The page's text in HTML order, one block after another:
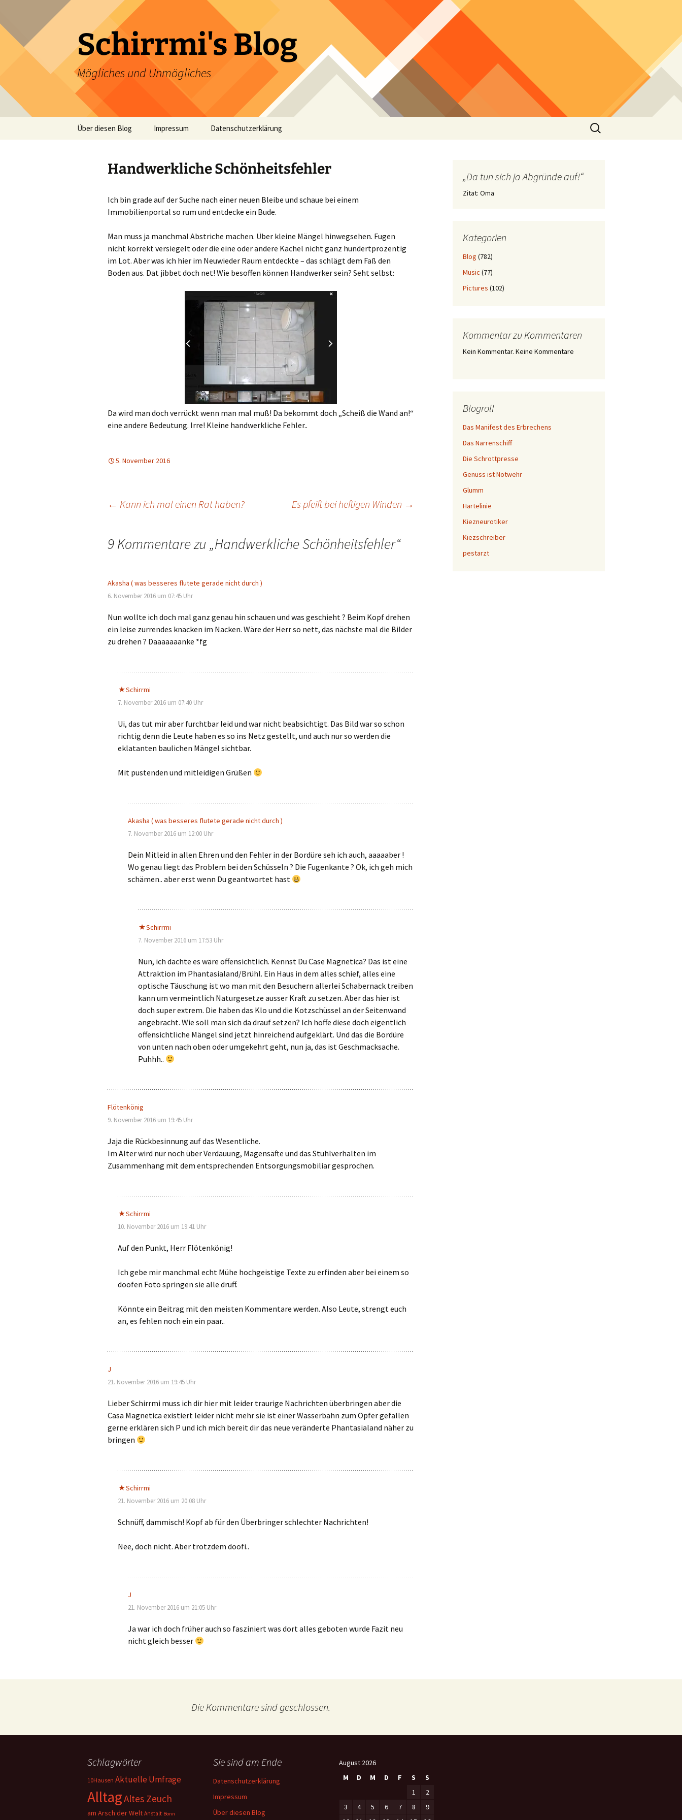
springen
Schirrmi's Blog
Mögliches und Unmögliches
Über diesen Blog Impressum Datenschutzerklärung
Suchen
nach:
Handwerkliche Schönheitsfehler
Ich bin grade auf der Suche nach einer neuen Bleibe und schaue bei einem
Immobilienportal so rum und entdecke ein Bude.
Man muss ja manchmal Abstriche machen. Über kleine Mängel hinwegsehen. Fugen
nicht korrekt versiegelt oder die eine oder andere Kachel nicht ganz hundertprozentig
im Lot. Aber was ich hier im Neuwieder Raum entdeckte – das schlägt dem Faß den
Boden aus. Dat jibbet doch net! Wie besoffen können Handwerker sein? Seht selbst:
Da wird man doch verrückt wenn man mal muß! Da bekommt doch „Scheiß die Wand an!“
eine andere Bedeutung. Irre! Kleine handwerkliche Fehler..
5. November 2016
Beitragsnavigation
← Kann ich mal einen Rat haben? Es pfeift bei heftigen Winden →
9 Kommentare zu „Handwerkliche Schönheitsfehler“
Akasha ( was besseres flutete gerade nicht durch )
6. November 2016 um 07:45 Uhr
Nun wollte ich doch mal ganz genau hin schauen und was geschieht ? Beim Kopf drehen
ein leise zurrendes knacken im Nacken. Wäre der Herr so nett, das nächste mal die Bilder
zu drehen ? Daaaaaaanke *fg
Schirrmi
7. November 2016 um 07:40 Uhr
Ui, das tut mir aber furchtbar leid und war nicht beabsichtigt. Das Bild war so schon
richtig denn die Leute haben es so ins Netz gestellt, und auch nur so werden die
eklatanten baulichen Mängel sichtbar.
Mit pustenden und mitleidigen Grüßen
Akasha ( was besseres flutete gerade nicht durch )
7. November 2016 um 12:00 Uhr
Dein Mitleid in allen Ehren und den Fehler in der Bordüre seh ich auch, aaaaaber !
Wo genau liegt das Problem bei den Schüsseln ? Die Fugenkante ? Ok, ich geh mich
schämen.. aber erst wenn Du geantwortet hast
Schirrmi
7. November 2016 um 17:53 Uhr
Nun, ich dachte es wäre offensichtlich. Kennst Du Case Magnetica? Das ist eine
Attraktion im Phantasialand/Brühl. Ein Haus in dem alles schief, alles eine
optische Täuschung ist wo man mit den Besuchern allerlei Schabernack treiben
kann um vermeintlich Naturgesetze ausser Kraft zu setzen. Aber das hier ist
doch super extrem. Die haben das Klo und die Kotzschüssel an der Seitenwand
angebracht. Wie soll man sich da drauf setzen? Ich hoffe diese doch eigentlich
offensichtliche Mängel sind jetzt hinreichend aufgeklärt. Und das die Bordüre
von unten nach oben oder umgekehrt geht, nun ja, das ist Geschmacksache.
Puhhh..
Flötenkönig
9. November 2016 um 19:45 Uhr
Jaja die Rückbesinnung auf das Wesentliche.
Im Alter wird nur noch über Verdauung, Magensäfte und das Stuhlverhalten im
Zusammenhang mit dem entsprechenden Entsorgungsmobiliar gesprochen.
Schirrmi
10. November 2016 um 19:41 Uhr
Auf den Punkt, Herr Flötenkönig!
Ich gebe mir manchmal echt Mühe hochgeistige Texte zu erfinden aber bei einem so
doofen Foto springen sie alle druff.
Könnte ein Beitrag mit den meisten Kommentare werden. Also Leute, strengt euch
an, es fehlen noch ein ein paar..
J
21. November 2016 um 19:45 Uhr
Lieber Schirrmi muss ich dir hier mit leider traurige Nachrichten überbringen aber die
Casa Magnetica existiert leider nicht mehr sie ist einer Wasserbahn zum Opfer gefallen
gerne erklären sich P und ich mich bereit dir das neue veränderte Phantasialand näher zu
bringen
Schirrmi
21. November 2016 um 20:08 Uhr
Schnüff, dammisch! Kopf ab für den Überbringer schlechter Nachrichten!
Nee, doch nicht. Aber trotzdem doofi..
J
21. November 2016 um 21:05 Uhr
Ja war ich doch früher auch so fasziniert was dort alles geboten wurde Fazit neu
nicht gleich besser
Die Kommentare sind geschlossen.
„Da tun sich ja Abgründe auf!“
Zitat: Oma
Kategorien
Blog (782)
Music (77)
Pictures (102)
Kommentar zu Kommentaren
Kein Kommentar. Keine Kommentare
Blogroll
Das Manifest des Erbrechens
Das Narrenschiff
Die Schrottpresse
Genuss ist Notwehr
Glumm
Hartelinie
Kiezneurotiker
Kiezschreiber
pestarzt
Schlagwörter
10Hausen Aktuelle Umfrage
AlltagAltes Zeuch
am Arsch der Welt Anstalt Bonn
Sie sind am Ende
Datenschutzerklärung
Impressum
Über diesen Blog
August 2026
M
D M D F S
S
1
2
3
4 5 6 7 8
9